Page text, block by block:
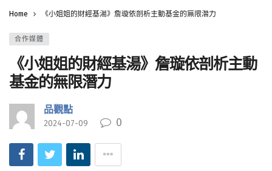
Home 《小姐姐的財經基湯》詹璇依剖析主動基金的無限潛力
合作媒體
《小姐姐的財經基湯》詹璇依剖析主動
基金的無限潛力
品觀點
2024-07-09 0